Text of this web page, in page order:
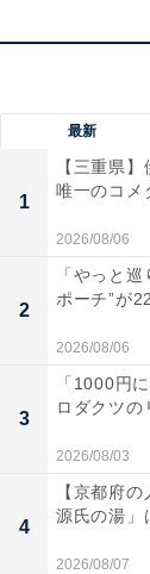
最新
1
【三重県
唯一のコメ
2026/08/06
2
「やっと
ポーチ”が
2026/08/06
3
「1000円
ロダクツの
2026/08/03
4
【京都府
源氏の湯」
2026/08/07